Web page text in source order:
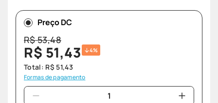
Preço DC
R$53,48
R$ 51,43 4%
Total: R$ 51,43
Formas de pagamento